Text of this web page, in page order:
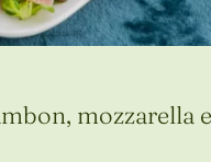
mozzarella